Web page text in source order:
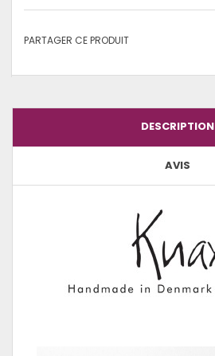
PARTAGER CE PRODUIT
DESCRIPTION
AVIS